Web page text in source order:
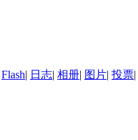
Flash| 日志| 相册| 图片| 投票|